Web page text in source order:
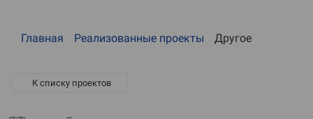
Главная Реализованные проекты Другое
К списку проектов